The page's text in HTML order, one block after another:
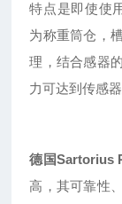
特点是即使使
为称重筒仓，
理，结合感器
力可达到传感
德国Sartorius
高 ， 其可靠性